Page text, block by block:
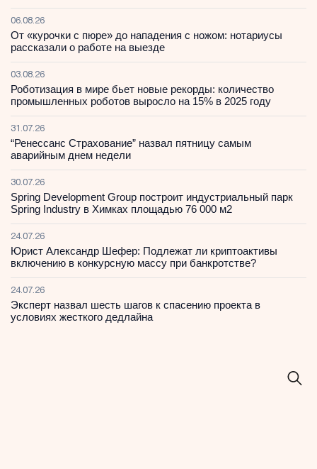
06.08.26
От «курочки с пюре» до нападения с ножом: нотариусы
рассказали о работе на выезде
03.08.26
Роботизация в мире бьет новые рекорды: количество
промышленных роботов выросло на 15% в 2025 году
31.07.26
“Ренессанс Страхование” назвал пятницу самым
аварийным днем недели
30.07.26
Spring Development Group построит индустриальный парк
Spring Industry в Химках площадью 76 000 м2
24.07.26
Юрист Александр Шефер: Подлежат ли криптоактивы
включению в конкурсную массу при банкротстве?
24.07.26
Эксперт назвал шесть шагов к спасению проекта в
условиях жесткого дедлайна